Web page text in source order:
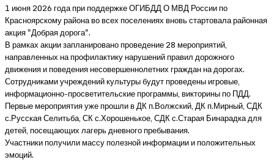
1 июня 2026 года при поддержке ОГИБДД О МВД России по
Красноярскому района во всех поселениях вновь стартовала районная
акция "Добрая дорога".
В рамках акции запланировано проведение 28 мероприятий,
направленных на профилактику нарушений правил дорожного
движения и поведения несовершеннолетних граждан на дорогах.
Сотрудниками учреждений культуры будут проведены игровые,
информационно-просветительские программы, викторины по ПДД.
Первые мероприятия уже прошли в ДК п.Волжский, ДК п.Мирный, СДК
с.Русская Селитьба, СК с.Хорошенькое, СДК с.Старая Бинарадка для
детей, посещающих лагерь дневного пребывания.
Участники получили массу полезной информации и положительных
эмоций.